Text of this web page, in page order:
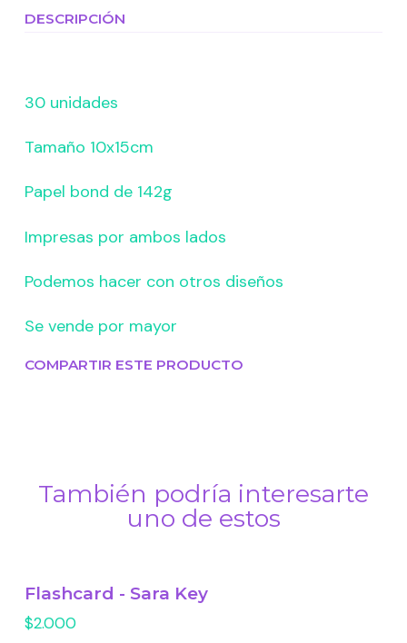
DESCRIPCIÓN
30 unidades
Tamaño 10x15cm
Papel bond de 142g
Impresas por ambos lados
Podemos hacer con otros diseños
Se vende por mayor
COMPARTIR ESTE PRODUCTO
También podría interesarte
uno de estos
Flashcard - Sara Key
$2.000